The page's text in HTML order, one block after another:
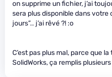
on supprime un fichier, j’ai
sera plus disponible dans votre
jours”.. j’ai rêvé ?! :o
C’est pas plus mal, parce que
SolidWorks, ça remplis